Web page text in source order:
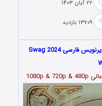
۲۲ آبان ۱۴۰۳
۱۳۷۰۹ بازدید
سواگ با زیرنویس فارسی Swag 2024